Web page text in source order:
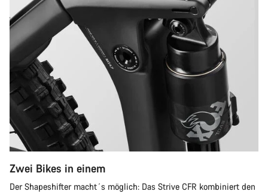
Zwei Bikes in einem
Der Shapeshifter macht´s möglich: Das Strive CFR kombiniert den